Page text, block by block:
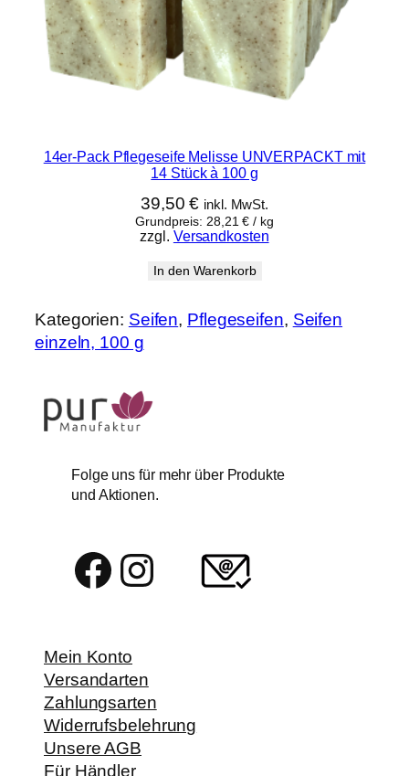
14er-Pack Pflegeseife Melisse UNVERPACKT mit
14 Stück à 100 g
39,50€ inkl. MwSt.
Grundpreis: 28,21€ / kg
zzgl. Versandkosten
In den Warenkorb
Kategorien: Seifen, Pflegeseifen, Seifen
einzeln, 100 g
Folge uns für mehr über Produkte
und Aktionen.
Facebook Instagram
Mein Konto
Versandarten
Zahlungsarten
Widerrufsbelehrung
Unsere AGB
Für Händler